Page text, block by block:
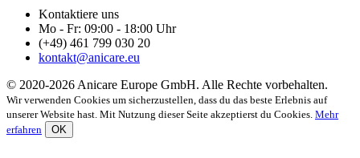
Kontaktiere uns
Mo - Fr: 09:00 - 18:00 Uhr
(+49) 461 799 030 20
kontakt@anicare.eu
© 2020-2026 Anicare Europe GmbH. Alle Rechte vorbehalten.
Wir verwenden Cookies um sicherzustellen, dass du das beste Erlebnis auf
unserer Website hast. Mit Nutzung dieser Seite akzeptierst du Cookies. Mehr
erfahren
OK